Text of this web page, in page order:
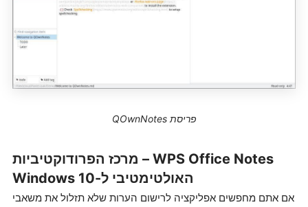
פריסת QOwnNotes
WPS Office Notes – מרכז הפרודוקטיביות
האולטימטיבי ל-Windows 10
אם אתם מחפשים אפליקציה לרישום הערות שלא תזלול את משאבי